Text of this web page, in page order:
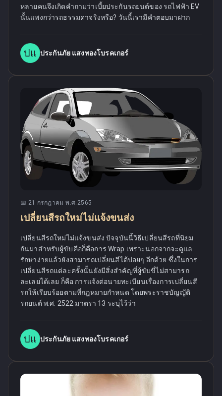
หลายคนจึงเกิดคำถามว่าเบี้ยประกันรถยนต์ของ รถไฟฟ้า EV
นั้นแพงกว่ารถธรรมดาจริงหรือ? วันนี้เรามีคำตอบมาฝาก
ปแ ประกันภัย แสงทองโบรคเกอร์
📅 21 กรกฎาคม พ.ศ.2565
เปลี่ยนสีรถใหม่ไม่แจ้งขนส่ง
เปลี่ยนสีรถใหม่ไม่แจ้งขนส่ง ปัจจุบันนี้วิธีเปลี่ยนสีรถที่นิยม
กันมาสำหรับผู้ขับคือก็คือการ Wrap เพราะนอกจากจะดูแล
รักษาง่ายแล้วยังสามารถเปลี่ยนสีได้บ่อยๆ อีกด้วย ซึ่งในการ
เปลี่ยนสีรถแต่ละครั้งนั้นยังมีสิ่งสำคัญที่ผู้ขับขี่ไม่สามารถ
ละเลยได้เลย ก็คือ การแจ้งต่อนายทะเบียนเรื่องการเปลี่ยนสี
รถให้เรียบร้อยตามที่กฎหมายกำหนด โดยพระราชบัญญัติ
รถยนต์ พ.ศ. 2522 มาตรา 13 ระบุไว้ว่า
ปแ ประกันภัย แสงทองโบรคเกอร์